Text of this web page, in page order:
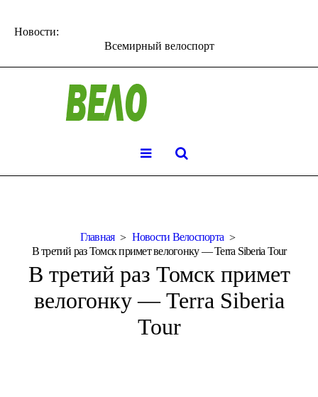
Новости:
Всемирный велоспорт
Главная
Новости Велоспорта
В третий раз Томск примет велогонку — Terra Siberia Tour
В третий раз Томск примет
велогонку — Terra Siberia
Tour